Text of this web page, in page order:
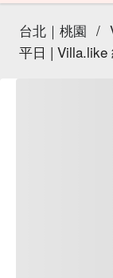
台北｜桃園 /
平日 | Villa.like